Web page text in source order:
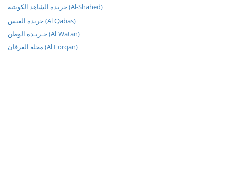
جريدة الشاهد الكويتية (Al-Shahed)
جريدة القبس (Al Qabas)
جـريـدة الوطن (Al Watan)
مجلة الفرقان (Al Forqan)